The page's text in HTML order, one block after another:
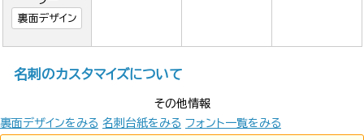
裏面デザイン
名刺のカスタマイズについて
その他情報
裏面デザインをみる 名刺台紙をみる フォント一覧をみる